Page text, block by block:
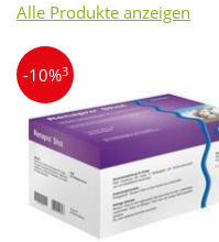
Alle Produkte anzeigen
-10%3